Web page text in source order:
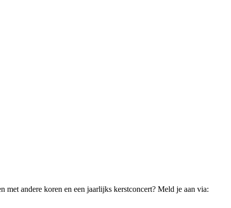
met andere koren en een jaarlijks kerstconcert? Meld je aan via: